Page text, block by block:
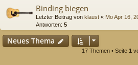
Binding biegen
Letzter Beitrag von klaust « Mo Apr 16,
Antworten: 5
Neues Thema
17 Themen • Seite 1